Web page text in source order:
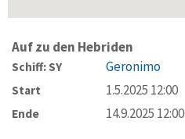
Auf zu den Hebriden
Schiff: SY Geronimo
Start 1.5.2025 12:00
Ende 14.9.2025 12:00